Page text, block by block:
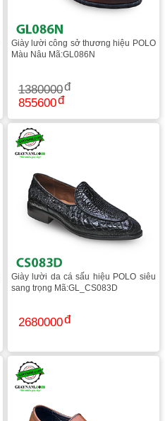
Giày lười công sở thương hiệu POLO
Màu Nâu Mã:GL086N
1380000
855600
Giày lười da cá sấu hiệu POLO siêu
sang trọng Mã:GL_CS083D
2680000